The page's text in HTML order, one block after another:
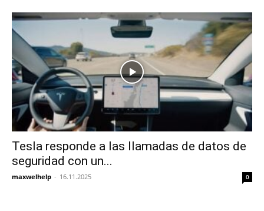
Tesla responde a las llamadas de datos de
seguridad con un...
maxwelhelp - 16.11.2025 0